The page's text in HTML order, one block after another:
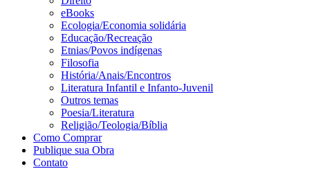
eBooks
Ecologia/Economia solidária
Educação/Recreação
Etnias/Povos indígenas
Filosofia
História/Anais/Encontros
Literatura Infantil e Infanto-Juvenil
Outros temas
Poesia/Literatura
Religião/Teologia/Bíblia
Como Comprar
Publique sua Obra
Contato